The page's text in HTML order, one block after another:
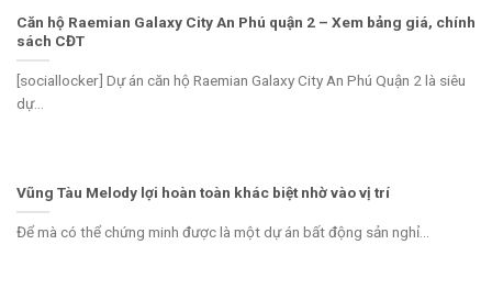
Căn hộ Raemian Galaxy City An Phú quận 2 – Xem bảng giá, chính
sách CĐT
[sociallocker] Dự án căn hộ Raemian Galaxy City An Phú Quận 2 là siêu
dự...
Vũng Tàu Melody lợi hoàn toàn khác biệt nhờ vào vị trí
Để mà có thể chứng minh được là một dự án bất động sản nghỉ...